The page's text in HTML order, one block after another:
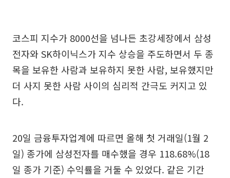
코스피 지수가 8000선을 넘나든 초강세장에서 삼성
전자와 SK하이닉스가 지수 상승을 주도하면서 두 종
목을 보유한 사람과 보유하지 못한 사람, 보유했지만
더 사지 못한 사람 사이의 심리적 간극도 커지고 있
다.
20일 금융투자업계에 따르면 올해 첫 거래일(1월 2
일) 종가에 삼성전자를 매수했을 경우 118.68%(18
일 종가 기준) 수익률을 거둘 수 있었다. 같은 기간